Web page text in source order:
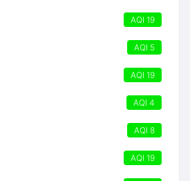
AQI 19
AQI 5
AQI 19
AQI 4
AQI 8
AQI 19